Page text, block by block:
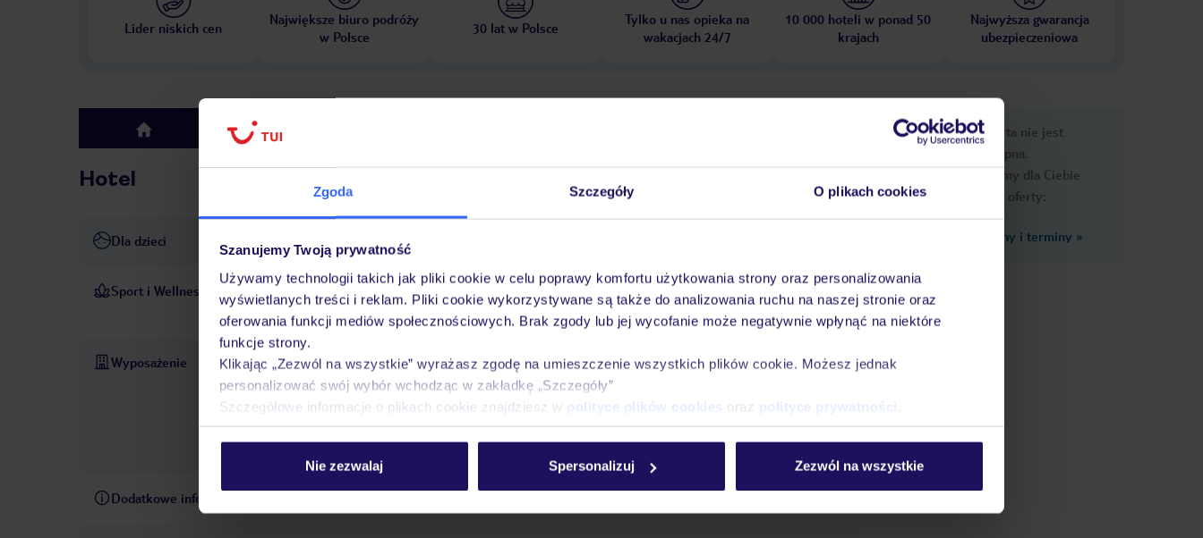
Zgoda Szczegóły O plikach cookies
Szanujemy Twoją prywatność
Używamy technologii takich jak pliki cookie w celu poprawy komfortu użytkowania strony oraz personalizowania
wyświetlanych treści i reklam. Pliki cookie wykorzystywane są także do analizowania ruchu na naszej stronie oraz
oferowania funkcji mediów społecznościowych. Brak zgody lub jej wycofanie może negatywnie wpłynąć na niektóre
funkcje strony.
Klikając „Zezwól na wszystkie” wyrażasz zgodę na umieszczenie wszystkich plików cookie. Możesz jednak
personalizować swój wybór wchodząc w zakładkę „Szczegóły”
Szczegółowe informacje o plikach cookie znajdziesz w polityce plików cookies oraz polityce prywatności
Nie zezwalaj Spersonalizuj Zezwól na wszystkie
Lider niskich cen
Największe biuro podróży
w Polsce
30 lat w Polsce
Tylko u nas opieka na
wakacjach 24/7
10 000 hoteli w ponad 50
krajach
Najwyższa gwarancja
ubezpieczeniowa
top Hotel
Hotel
Dla dzieci Pokój zabaw
Sport i Wellness
Do dyspozycji Gości jest taras słoneczny. Na miejscu dostępne są rozmaite atrakcje, w tym jazda na
rowerze/kolarstwo górskie, siłownia, gimnastyka, aerobik i spa.
Aerobik Sala fitness
Wyposażenie Otwarcie hotelu: 2018 Recepcja, sejf hotelowy: bez opłaty Winda Taras słoneczny
Internet:
WLAN/WiFi, w pomieszczeniach ogólnodostępnych: za opłatą
Metody płatności: TUI Card / VISA,
MasterCard, American Express, Diners
Udogodnienia parkingowe: Parking (w zależności od dostępności),
niestrzeżony: za opłatą, garaż: za opłatą
Udogodnienia konferencyjne: Sale konferencyjne: 1
Piętra: 8,
Dodatkowe informacje
Ups, ta oferta nie jest
dostępna.
Przygotowaliśmy dla Ciebie
podobne oferty:
Zobacz inne ceny i terminy »